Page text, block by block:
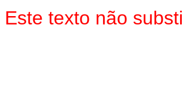
Este texto não